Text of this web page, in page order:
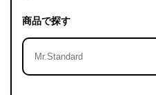
商品で探す